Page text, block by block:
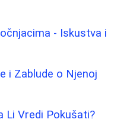
- Iskustva i
i Zablude o Njenoj
Li Vredi Pokušati?